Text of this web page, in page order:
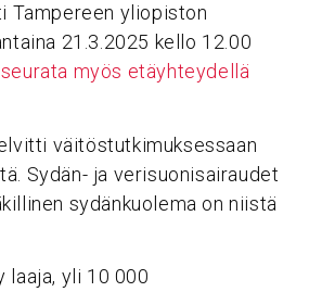
Tampereen yliopiston
21.3.2025 kello 12.00
myös etäyhteydellä
väitöstutkimuksessaan
Sydän- ja verisuonisairaudet
sydänkuolema on niistä
laaja, yli 10 000